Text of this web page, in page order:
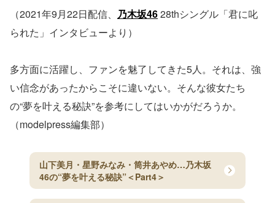
（2021年9月22日配信、 乃木坂4628thシングル「君に叱
られた」インタビューより）
多方面に活躍し、ファンを魅了してきた5人。それは、強
い信念があったからこそに違いない。そんな彼女たち
の“夢を叶える秘訣”を参考にしてはいかがだろうか。
（modelpress編集部）
山下美月・星野みなみ・筒井あやめ…乃木坂
46の“夢を叶える秘訣”＜Part4＞